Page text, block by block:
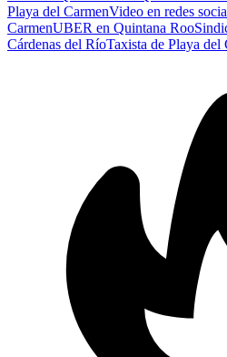
Playa del CarmenVideo en redes
CarmenUBER en Quintana Roo
Cárdenas del RíoTaxista de Playa del